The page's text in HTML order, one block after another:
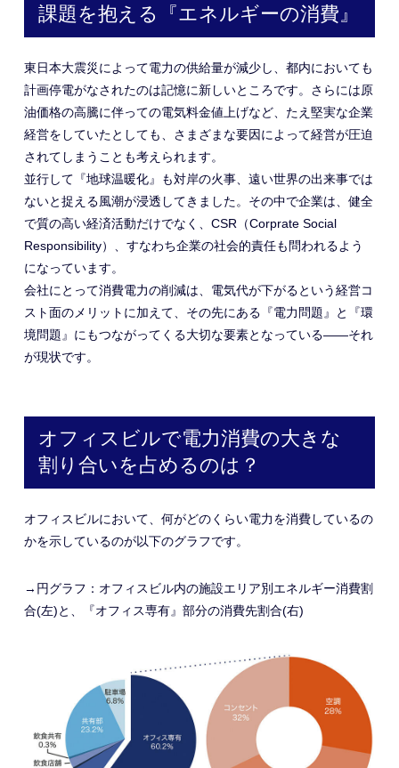
課題を抱える『エネルギーの消費』
東日本大震災によって電力の供給量が減少し、都内においても
計画停電がなされたのは記憶に新しいところです。さらには原
油価格の高騰に伴っての電気料金値上げなど、たえ堅実な企業
経営をしていたとしても、さまざまな要因によって経営が圧迫
されてしまうことも考えられます。
並行して『地球温暖化』も対岸の火事、遠い世界の出来事では
ないと捉える風潮が浸透してきました。その中で企業は、健全
で質の高い経済活動だけでなく、CSR（Corprate Social
Responsibility）、すなわち企業の社会的責任も問われるよう
になっています。
会社にとって消費電力の削減は、電気代が下がるという経営コ
スト面のメリットに加えて、その先にある『電力問題』と『環
境問題』にもつながってくる大切な要素となっている――それ
が現状です。
オフィスビルで電力消費の大きな
割り合いを占めるのは？
オフィスビルにおいて、何がどのくらい電力を消費しているの
かを示しているのが以下のグラフです。
→円グラフ：オフィスビル内の施設エリア別エネルギー消費割
合(左)と、『オフィス専有』部分の消費先割合(右)